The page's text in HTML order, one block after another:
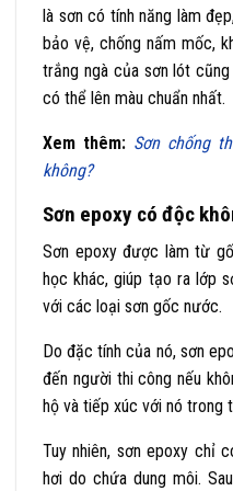
là sơn có tính năng làm
bảo vệ, chống nấm mốc,
trắng ngà của sơn lót
có thể lên màu chuẩn nhất.
Xem thêm: Sơn chống
không?
Sơn epoxy có độc
Sơn epoxy được làm từ
học khác, giúp tạo ra lớp
với các loại sơn gốc nước.
Do đặc tính của nó, sơn
đến người thi công nếu
hộ và tiếp xúc với nó trong
Tuy nhiên, sơn epoxy chỉ
hơi do chứa dung môi.